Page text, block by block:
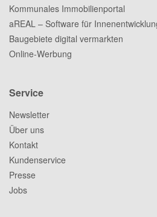
Kommunales Immobilienportal
aREAL – Software für
Baugebiete digital vermarkten
Online-Werbung
Service
Newsletter
Über uns
Kontakt
Kundenservice
Presse
Jobs